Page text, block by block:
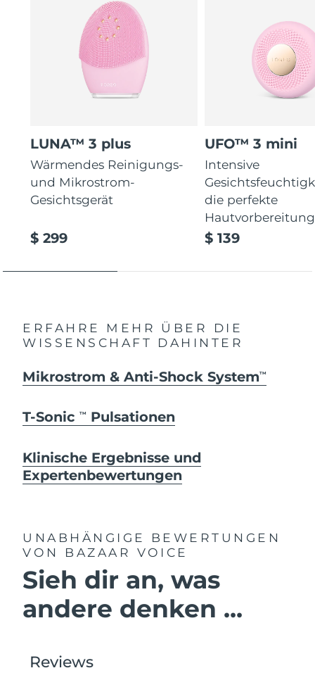
LUNA™ 3 plus
Wärmendes Reinigungs-
und Mikrostrom-
Gesichtsgerät
$ 299
UFO™ 3 mini
Intensive
die perfekte
Hautvorbereitung
$ 139
ERFAHRE MEHR ÜBER DIE
WISSENSCHAFT DAHINTER
Mikrostrom & Anti-Shock SystemTM
T-SonicTM Pulsationen
Klinische Ergebnisse und
Expertenbewertungen
UNABHÄNGIGE BEWERTUNGEN
VON BAZAAR VOICE
Sieh dir an, was
andere denken ...